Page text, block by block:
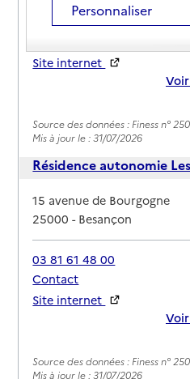
03 81 54 31 00
Site internet
Source des données : Finess n°
Mis à jour le : 31/07/2026
Résidence autonomie
Adresse
15 avenue de Bourgogne
25000-Besançon
03 81 61 48 00
Contact
Site internet
Source des données : Finess n°
Mis à jour le : 31/07/2026
Personnaliser